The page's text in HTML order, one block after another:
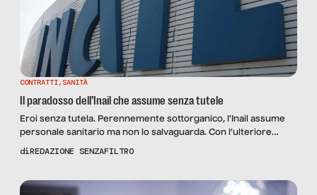
CONTRATTI, SANITÀ
Il paradosso dell’Inail che assume senza tutele
Eroi senza tutela. Perennemente sottorganico, l’Inail assume
personale sanitario ma non lo salvaguarda. Con l’ulteriore
rischio di perdere il posto a emergenza finita.
diREDAZIONE SENZAFILTRO